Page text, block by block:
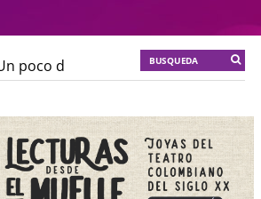
poco de locura para la cordura
de Teatro Rosa